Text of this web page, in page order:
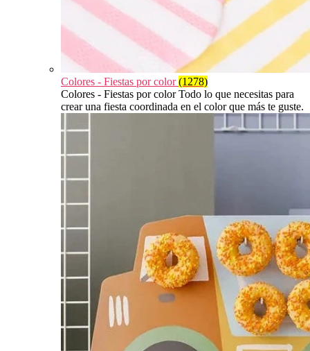
Colores - Fiestas por color(1278)
Colores - Fiestas por color Todo lo que necesitas para
crear una fiesta coordinada en el color que más te guste.